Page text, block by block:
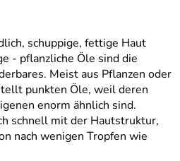
schuppige, fettige Haut
- pflanzliche Öle sind die
Meist aus Pflanzen oder
punkten Öle, weil deren
enorm ähnlich sind.
schnell mit der Hautstruktur,
nach wenigen Tropfen wie